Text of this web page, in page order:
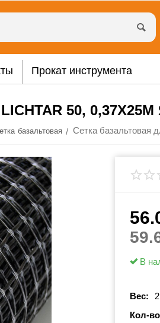
Прокат инструмента
50,
базальтовая /
В
Вес:
Кол-